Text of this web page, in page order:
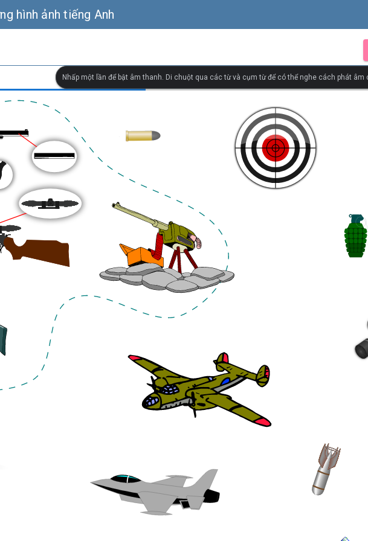
hình ảnh tiếng Anh
Nhấp một lần để bật âm thanh. Di chuột qua các từ và cụm từ để có thể nghe cách phát âm